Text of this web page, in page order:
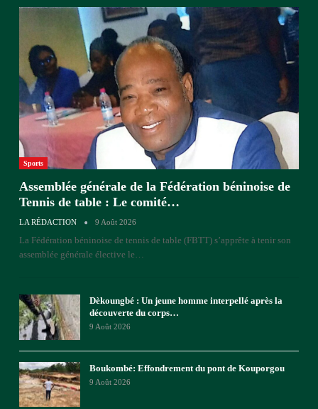
Sports
Assemblée générale de la Fédération béninoise de
Tennis de table : Le comité…
LA RÉDACTION 9 Août 2026
La Fédération béninoise de tennis de table (FBTT) s’apprête à tenir son
assemblée générale élective le…
Dèkoungbé : Un jeune homme interpellé après la
découverte du corps…
9 Août 2026
Boukombé: Effondrement du pont de Kouporgou
9 Août 2026